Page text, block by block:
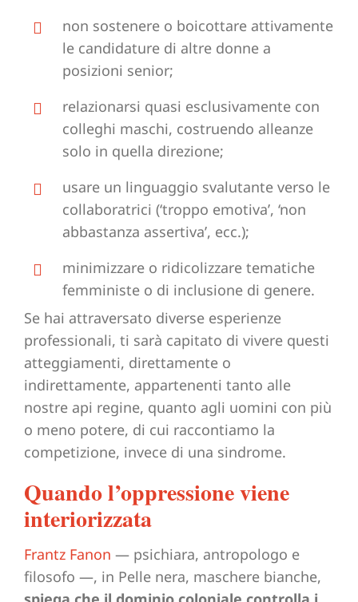
non sostenere o boicottare attivamente
le candidature di altre donne a
posizioni senior;
relazionarsi quasi esclusivamente con
colleghi maschi, costruendo alleanze
solo in quella direzione;
usare un linguaggio svalutante verso le
collaboratrici (‘troppo emotiva’, ‘non
abbastanza assertiva’, ecc.);
minimizzare o ridicolizzare tematiche
femministe o di inclusione di genere.
Se hai attraversato diverse esperienze
professionali, ti sarà capitato di vivere questi
atteggiamenti, direttamente o
indirettamente, appartenenti tanto alle
nostre api regine, quanto agli uomini con più
o meno potere, di cui raccontiamo la
competizione, invece di una sindrome.
Quando l’oppressione viene
interiorizzata
Frantz Fanon — psichiara, antropologo e
filosofo —, in Pelle nera, maschere bianche,